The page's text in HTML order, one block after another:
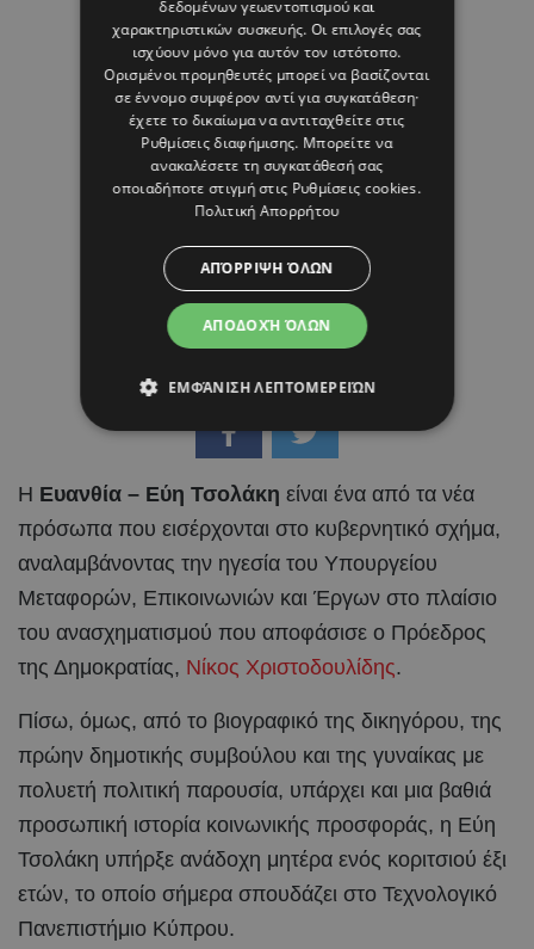
Μαρία Καραμάνου
Η Ευανθία – Εύη Τσολάκη είναι ένα από τα νέα
πρόσωπα που εισέρχονται στο κυβερνητικό σχήμα,
αναλαμβάνοντας την ηγεσία του Υπουργείου
Μεταφορών, Επικοινωνιών και Έργων στο πλαίσιο
του ανασχηματισμού που αποφάσισε ο Πρόεδρος
της Δημοκρατίας, Νίκος Χριστοδουλίδης.
Πίσω, όμως, από το βιογραφικό της δικηγόρου, της
πρώην δημοτικής συμβούλου και της γυναίκας με
πολυετή πολιτική παρουσία, υπάρχει και μια βαθιά
προσωπική ιστορία κοινωνικής προσφοράς, η Εύη
Τσολάκη υπήρξε ανάδοχη μητέρα ενός κοριτσιού έξι
ετών, το οποίο σήμερα σπουδάζει στο Τεχνολογικό
Πανεπιστήμιο Κύπρου.
δεδομένων γεωεντοπισμού και
χαρακτηριστικών συσκευής. Οι επιλογές σας
ισχύουν μόνο για αυτόν τον ιστότοπο.
Ορισμένοι προμηθευτές μπορεί να βασίζονται
σε έννομο συμφέρον αντί για συγκατάθεση·
έχετε το δικαίωμα να αντιταχθείτε στις
Ρυθμίσεις διαφήμισης. Μπορείτε να
ανακαλέσετε τη συγκατάθεσή σας
οποιαδήποτε στιγμή στις Ρυθμίσεις cookies.
Πολιτική Απορρήτου
ΑΠΟΔΟΧΉ ΌΛΩΝ
ΑΠΌΡΡΙΨΗ ΌΛΩΝ
ΕΜΦΆΝΙΣΗ ΛΕΠΤΟΜΕΡΕΙΏΝ